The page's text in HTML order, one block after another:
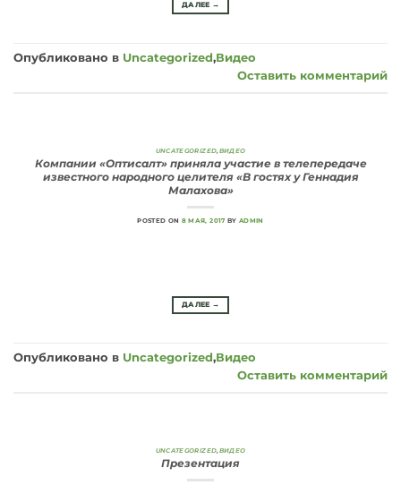
ДАЛЕЕ →
Опубликовано в Uncategorized,Видео
Оставить комментарий
UNCATEGORIZED, ВИДЕО
Компании «Оптисалт» приняла участие в телепередаче
известного народного целителя «В гостях у Геннадия
Малахова»
POSTED ON 8 МАЯ, 2017 BYADMIN
ДАЛЕЕ →
Опубликовано в Uncategorized,Видео
Оставить комментарий
UNCATEGORIZED,ВИДЕО
Презентация